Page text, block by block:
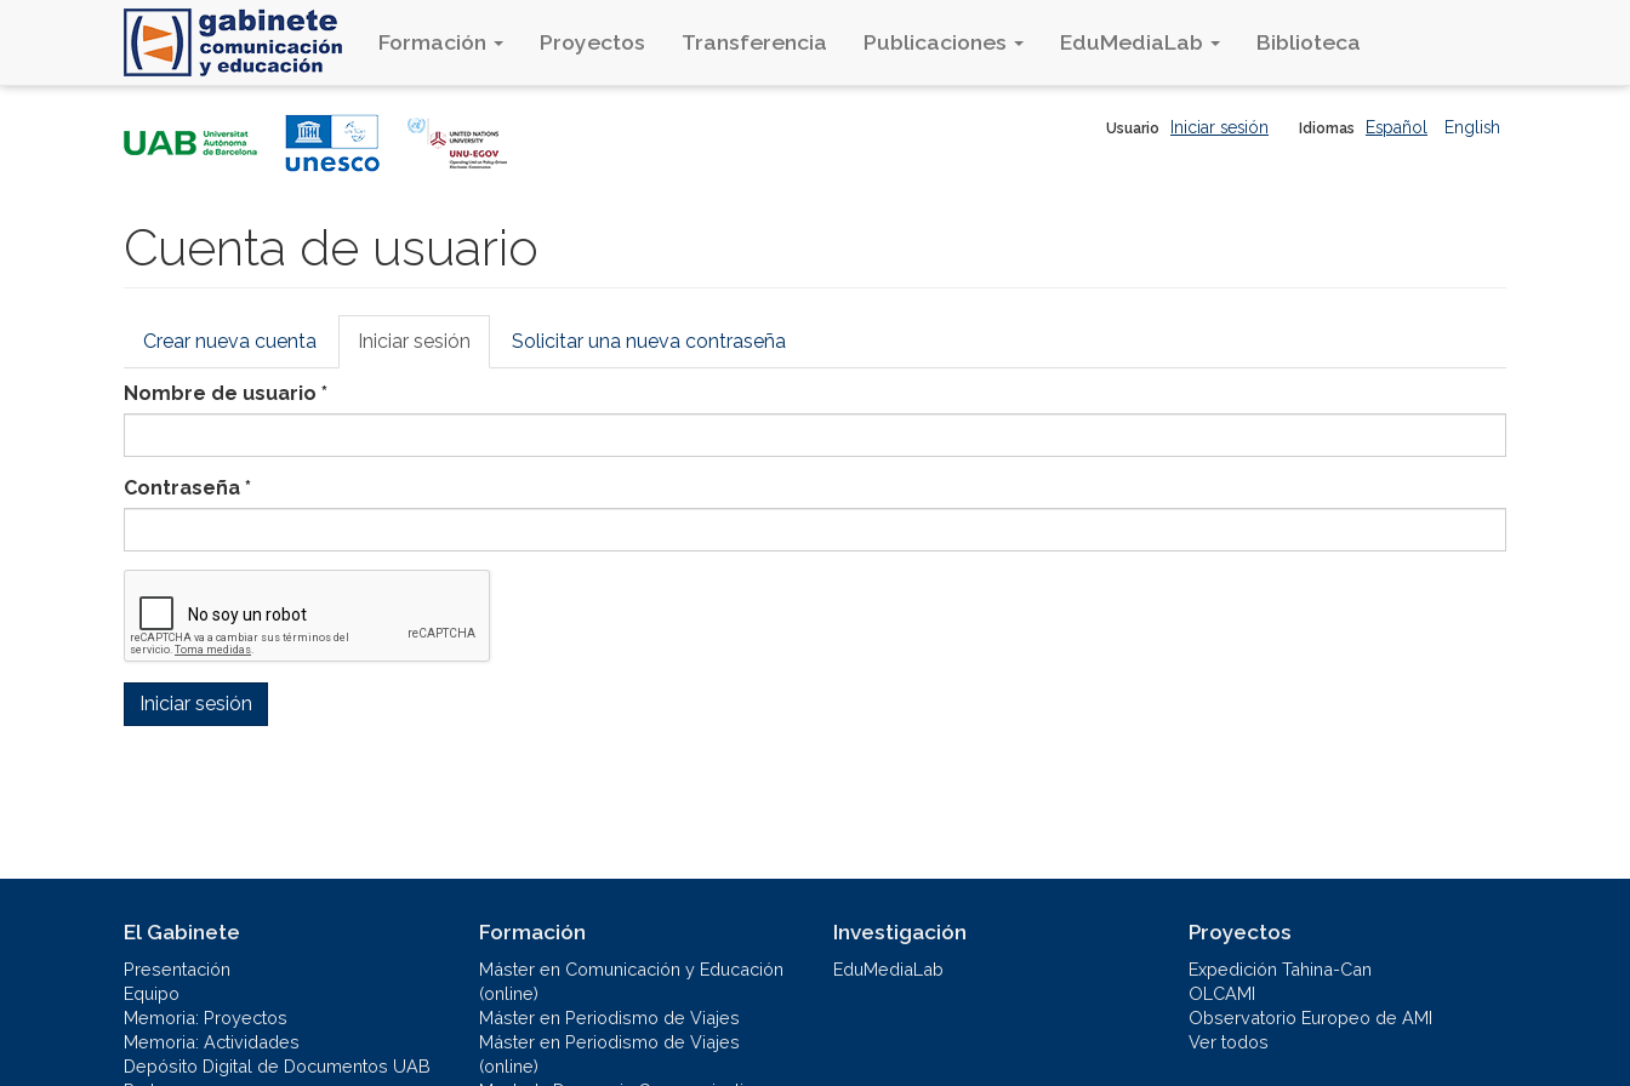
Formación Proyectos Transferencia Publicaciones EduMediaLab Biblioteca
Idiomas Español English
Usuario Iniciar sesión
Cuenta de usuario
Solapas
principales
Crear nueva cuenta Iniciar sesión (solapa
activa)
Solicitar una nueva contraseña
Nombre de usuario *
Contraseña *
Iniciar sesión
El Gabinete
Presentación
Equipo
Memoria: Proyectos
Memoria: Actividades
Depósito Digital de Documentos UAB
Formación
Máster en Comunicación y Educación
(online)
Máster en Periodismo de Viajes
Máster en Periodismo de Viajes
(online)
Investigación
EduMediaLab
Proyectos
Expedición Tahina-Can
OLCAMI
Observatorio Europeo de AMI
Ver todos